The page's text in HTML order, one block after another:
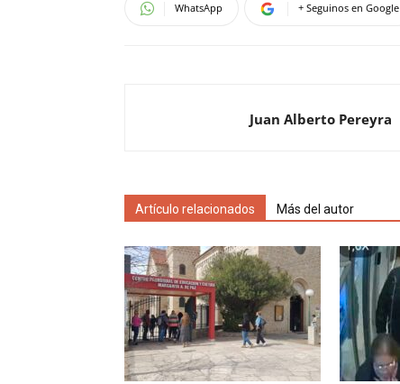
WhatsApp + Seguinos en Google
Juan Alberto Pereyra
Artículo relacionados Más del autor